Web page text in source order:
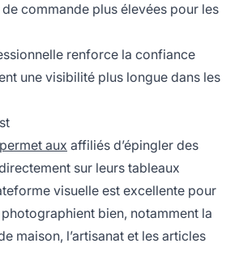
commande plus élevées pour les
renforce la confiance
une visibilité plus longue dans les
aux affiliés d’épingler des
sur leurs tableaux
visuelle est excellente pour
bien, notamment la
maison, l’artisanat et les articles